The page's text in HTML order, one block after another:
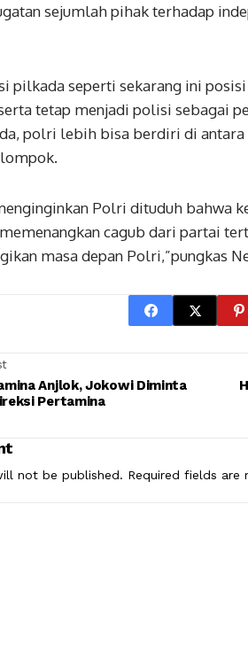
sejumlah pihak terhadap
pilkada seperti sekarang ini
tetap menjadi polisi sebagai
polri lebih bisa berdiri di
Polri dituduh bahwa
cagub dari partai
masa depan Polri,”pungkas
Anjlok, Jokowi Diminta
Pertamina
not be published. Required fields are